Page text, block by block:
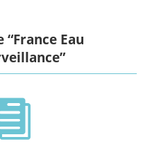
Eau
